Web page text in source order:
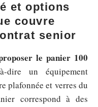
et options
couvre
senior
le panier 100
dire un équipement
plafonnée et verres du
correspond à des